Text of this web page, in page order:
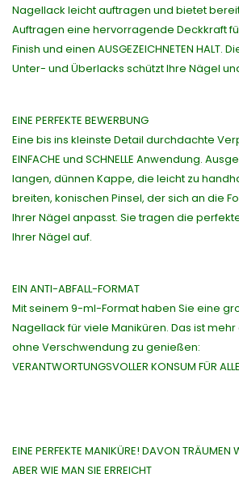
Nagellack leicht auftragen und bietet
Auftragen eine hervorragende Deckkraft
Finish und einen AUSGEZEICHNETEN HALT.
Unter- und Überlacks schützt Ihre Nägel
EINE PERFEKTE BEWERBUNG
Eine bis ins kleinste Detail durchdachte
EINFACHE und SCHNELLE Anwendung.
langen, dünnen Kappe, die leicht zu
breiten, konischen Pinsel, der sich an die
Ihrer Nägel anpasst. Sie tragen die
Ihrer Nägel auf.
EIN ANTI-ABFALL-FORMAT
Mit seinem 9-ml-Format haben Sie eine
Nagellack für viele Maniküren. Das ist
ohne Verschwendung zu genießen:
VERANTWORTUNGSVOLLER KONSUM FÜR ALLE
EINE PERFEKTE MANIKÜRE! DAVON TRÄUMEN
ABER WIE MAN SIE ERREICHT